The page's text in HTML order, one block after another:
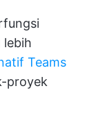
lebih
Teams
proyek